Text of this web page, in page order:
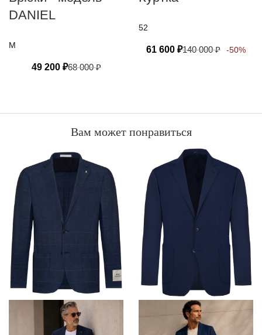
DANIEL
M
49 200 ₽68 000₽
52
61 600 ₽140 000₽ -50%
Вам может понравиться